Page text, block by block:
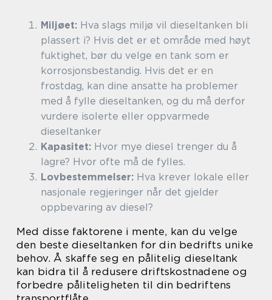
Miljøet: Hva slags miljø vil dieseltanken bli
plassert i? Hvis det er et område med høyt
fuktighet, bør du velge en tank som er
korrosjonsbestandig. Hvis det er en
frostdag, kan dine ansatte ha problemer
med å fylle dieseltanken, og du må derfor
vurdere isolerte eller oppvarmede
dieseltanker
Kapasitet: Hvor mye diesel trenger du å
lagre? Hvor ofte må de fylles.
Lovbestemmelser: Hva krever lokale eller
nasjonale regjeringer når det gjelder
oppbevaring av diesel?
Med disse faktorene i mente, kan du velge
den beste dieseltanken for din bedrifts unike
behov. Å skaffe seg en pålitelig dieseltank
kan bidra til å redusere driftskostnadene og
forbedre påliteligheten til din bedriftens